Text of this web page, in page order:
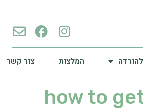
המלצות צור קשר
how to